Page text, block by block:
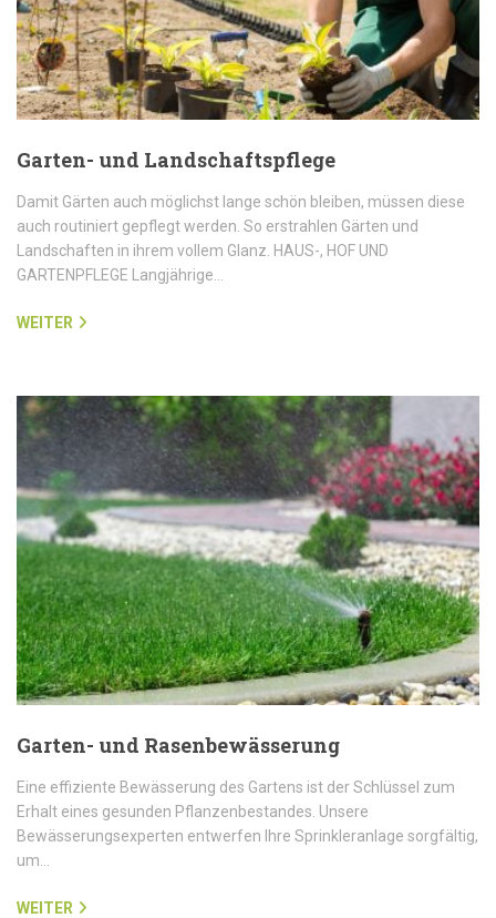
Garten- und Landschaftspflege
Damit Gärten auch möglichst lange schön bleiben, müssen diese
auch routiniert gepflegt werden. So erstrahlen Gärten und
Landschaften in ihrem vollem Glanz. HAUS-, HOF UND
GARTENPFLEGE Langjährige…
WEITER
Garten- und Rasenbewässerung
Eine effiziente Bewässerung des Gartens ist der Schlüssel zum
Erhalt eines gesunden Pflanzenbestandes. Unsere
Bewässerungsexperten entwerfen Ihre Sprinkleranlage sorgfältig,
um…
WEITER